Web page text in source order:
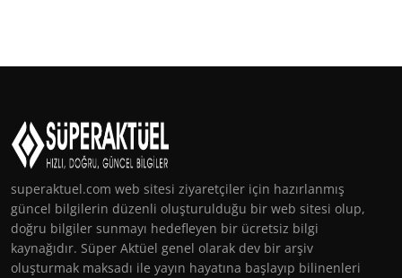
superaktuel.com web sitesi ziyaretçiler için hazırlanmış
güncel bilgilerin düzenli oluşturulduğu bir web sitesi olup,
doğru bilgiler sunmayı hedefleyen bir ücretsiz bilgi
kaynağıdır. Süper Aktüel genel olarak dev bir arşiv
oluşturmak maksadı ile yayın hayatına başlayıp bilinenleri